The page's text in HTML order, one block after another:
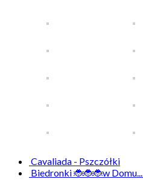
Cavaliada - Pszczółki
Biedronki 🐞🐞🐞w Domu...